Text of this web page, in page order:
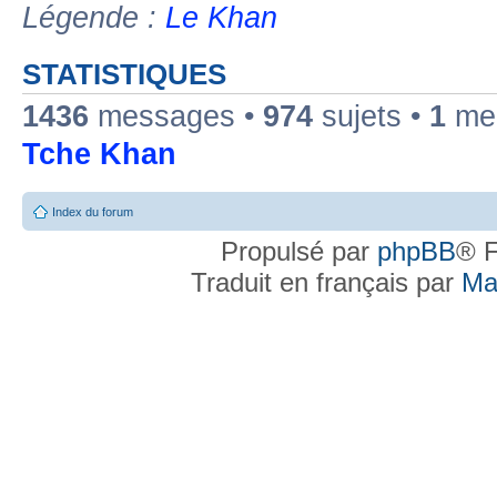
Légende : Le Khan
STATISTIQUES
1436 messages • 974 sujets • 1
Tche Khan
Index du forum
Propulsé par phpBB®
Traduit en français par